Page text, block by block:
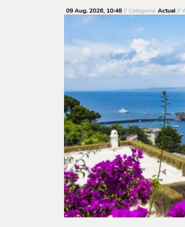
09 Aug. 2026, 10:48// Categoria: Actual//